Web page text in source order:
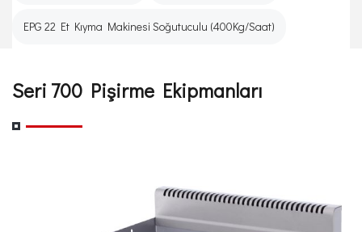
EPG 22 Et Kıyma Makinesi Soğutuculu (400Kg/Saat)
Seri 700 Pişirme Ekipmanları